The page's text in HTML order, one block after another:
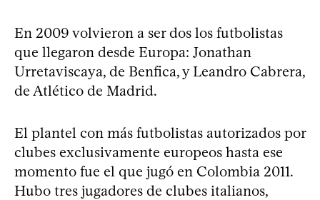
En 2009 volvieron a ser dos los futbolistas
que llegaron desde Europa: Jonathan
Urretaviscaya, de Benfica, y Leandro Cabrera,
de Atlético de Madrid.
El plantel con más futbolistas autorizados por
clubes exclusivamente europeos hasta ese
momento fue el que jugó en Colombia 2011.
Hubo tres jugadores de clubes italianos,